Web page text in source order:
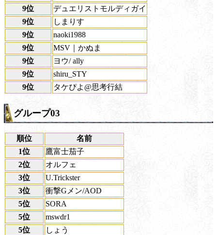
9位
デュエリストモルディガイ
9位
しまりす
9位
naoki1988
9位
MSV｜かぬま
9位
ヨウ/ ally
9位
shiru_STY
9位
タケぴよ@思考行結
グループ03
順位
名前
1位
鷹富士茄子
2位
オルフェ
3位
U.Trickster
3位
衝撃Gメン/AOD
5位
SORA
5位
mswdr1
5位
しょう